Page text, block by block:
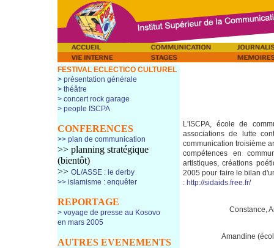
FESTIVAL ECLECTICO CULTUREL
> présentation générale
> théâtre
> concert rock garage
> people ISCPA
CONFERENCES
>> plan de communication
>> planning stratégique
(bientôt)
>> OL/ASSE : le derby
>> islamisme : enquêter
REPORTAGE
> voyage de presse au Kosovo
en mars 2005
AUTRES EVENEMENTS
L'ISCPA, école de
associations de lutte
communication troisième
compétences en
artistiques, créations
2005 pour faire le bilan
: http://sidaids.free.fr/
Constance,
Amandine